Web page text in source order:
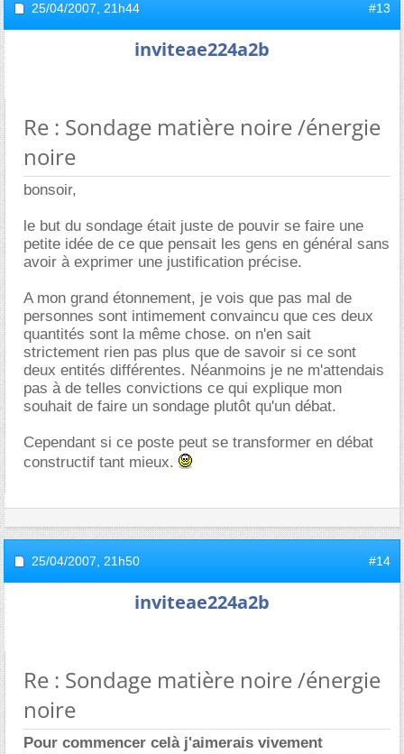
25/04/2007, 21h44 #13
inviteae224a2b
Re : Sondage matière noire /énergie
noire
bonsoir,
le but du sondage était juste de pouvir se faire une
petite idée de ce que pensait les gens en général sans
avoir à exprimer une justification précise.
A mon grand étonnement, je vois que pas mal de
personnes sont intimement convaincu que ces deux
quantités sont la même chose. on n'en sait
strictement rien pas plus que de savoir si ce sont
deux entités différentes. Néanmoins je ne m'attendais
pas à de telles convictions ce qui explique mon
souhait de faire un sondage plutôt qu'un débat.
Cependant si ce poste peut se transformer en débat
constructif tant mieux.
25/04/2007, 21h50 #14
inviteae224a2b
Re : Sondage matière noire /énergie
noire
Pour commencer celà j'aimerais vivement